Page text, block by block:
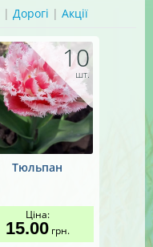
| Дорогі | Акції
10
шт.
Тюльпан
Ціна:
15.00грн.